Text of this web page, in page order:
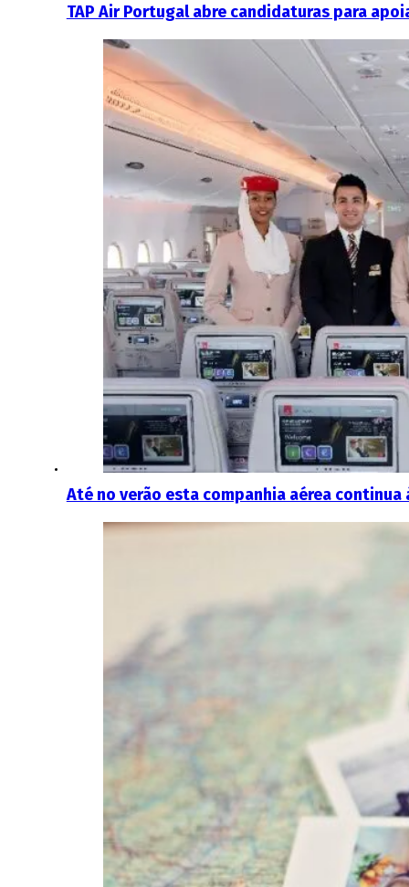
TAP Air Portugal abre candidaturas para
Até no verão esta companhia aérea